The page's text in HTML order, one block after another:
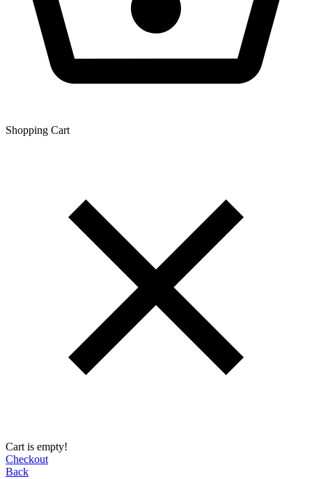
Shopping Сart
Cart is empty!
Checkout
Back